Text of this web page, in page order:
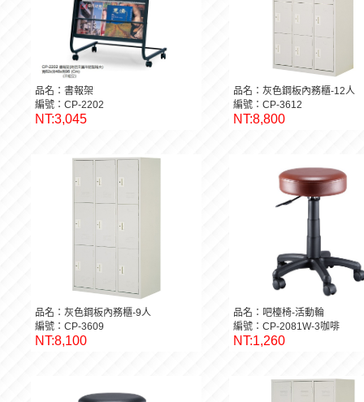
品名：書報架
編號：CP-2202
NT:3,045
品名：灰色鋼板內務櫃-12人
編號：CP-3612
NT:8,800
品名：灰色鋼板內務櫃-9人
編號：CP-3609
NT:8,100
品名：吧檯椅-活動輪
編號：CP-2081W-3咖啡
NT:1,260